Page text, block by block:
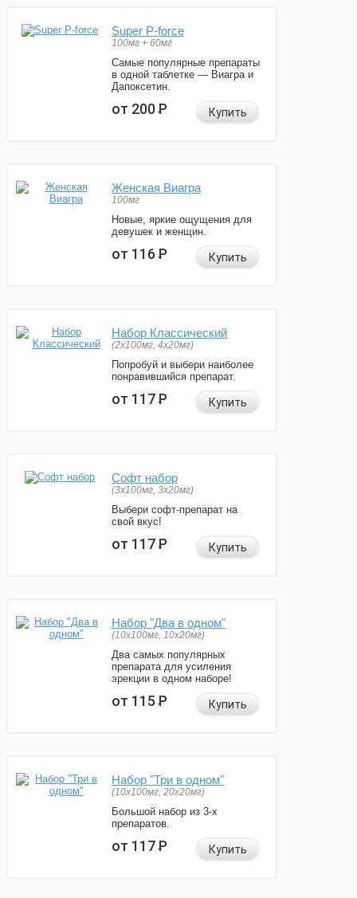
Super P-force
100мг + 60мг
Самые популярные препараты
в одной таблетке — Виагра и
Дапоксетин.
от 200Р Купить
Женская Виагра
100мг
Новые, яркие ощущения для
девушек и женщин.
от 116Р Купить
Набор Классический
(2x100мг, 4x20мг)
Попробуй и выбери наиболее
понравившийся препарат.
от 117Р Купить
Софт набор
(3x100мг, 3x20мг)
Выбери софт-препарат на
свой вкус!
от 117Р Купить
Набор "Два в одном"
(10x100мг, 10x20мг)
Два самых популярных
препарата для усиления
эрекции в одном наборе!
от 115Р Купить
Набор "Три в одном"
(10x100мг, 20x20мг)
Большой набор из 3-х
препаратов.
от 117Р Купить